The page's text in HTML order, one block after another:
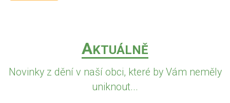
AKTUÁLNĚ
Novinky z dění v naší obci, které by Vám neměly
uniknout...